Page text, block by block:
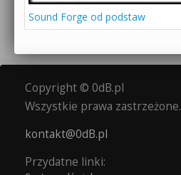
Sound Forge od podstaw
Copyright © 0dB.pl
Wszystkie prawa zastrzeżone.
kontakt@0dB.pl
Przydatne linki: